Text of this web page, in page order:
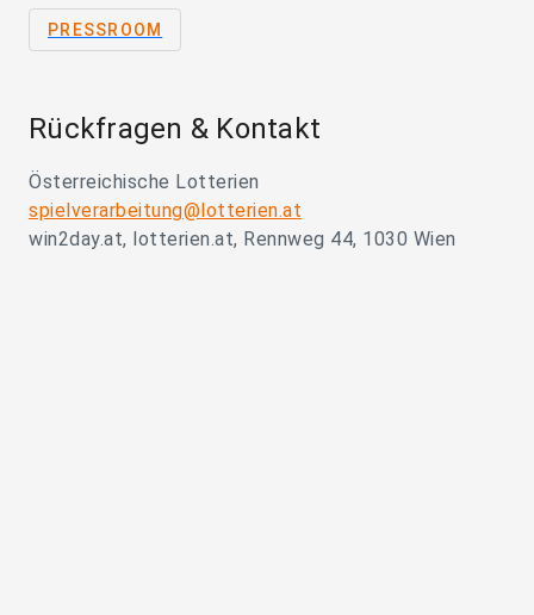
PRESSROOM
Rückfragen & Kontakt
Österreichische Lotterien
spielverarbeitung@lotterien.at
win2day.at, lotterien.at, Rennweg 44, 1030 Wien